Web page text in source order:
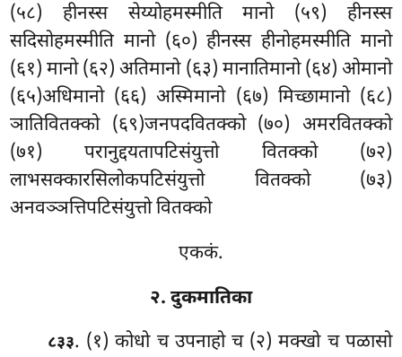
(५८) हीनस्स सेय्योहमस्मीति मानो (५९) हीनस्स
सदिसोहमस्मीति मानो (६०) हीनस्स हीनोहमस्मीति मानो
(६१) मानो (६२) अतिमानो (६३) मानातिमानो (६४) ओमानो
(६५)अधिमानो (६६) अस्मिमानो (६७) मिच्छामानो (६८)
ञातिवितक्को (६९)जनपदवितक्को (७०) अमरवितक्को
(७१) परानुद्दयतापटिसंयुत्तो वितक्को (७२)
लाभसक्कारसिलोकपटिसंयुत्तो वितक्को (७३)
अनवञ्ञत्तिपटिसंयुत्तो वितक्को
एककं.
२. दुकमातिका
८३३. (१) कोधो च उपनाहो च (२) मक्खो च पळासो